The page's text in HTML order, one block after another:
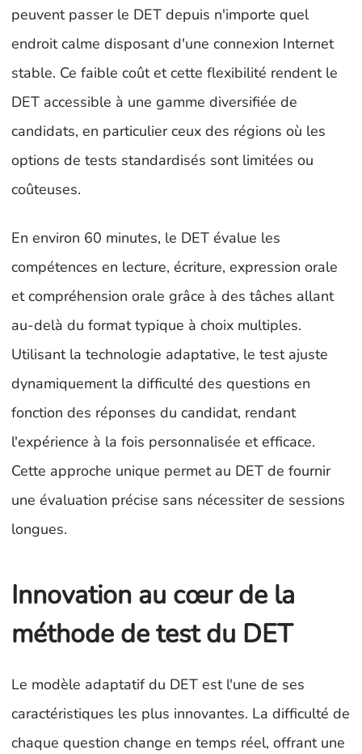
peuvent passer le DET depuis n'importe quel
endroit calme disposant d'une connexion Internet
stable. Ce faible coût et cette flexibilité rendent le
DET accessible à une gamme diversifiée de
candidats, en particulier ceux des régions où les
options de tests standardisés sont limitées ou
coûteuses.
En environ 60 minutes, le DET évalue les
compétences en lecture, écriture, expression orale
et compréhension orale grâce à des tâches allant
au-delà du format typique à choix multiples.
Utilisant la technologie adaptative, le test ajuste
dynamiquement la difficulté des questions en
fonction des réponses du candidat, rendant
l'expérience à la fois personnalisée et efficace.
Cette approche unique permet au DET de fournir
une évaluation précise sans nécessiter de sessions
longues.
Innovation au cœur de la
méthode de test du DET
Le modèle adaptatif du DET est l'une de ses
caractéristiques les plus innovantes. La difficulté de
chaque question change en temps réel, offrant une